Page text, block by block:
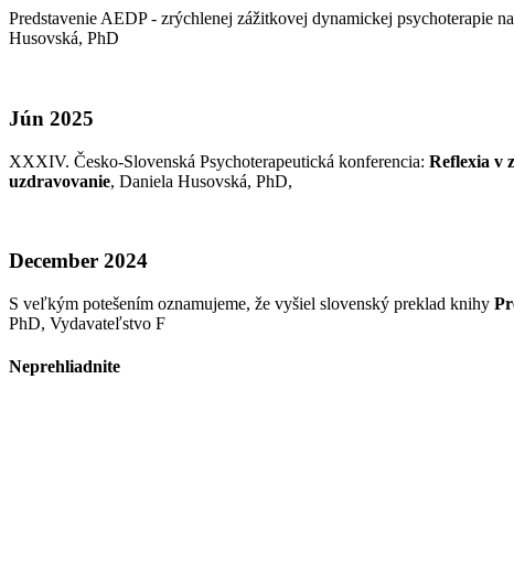
Predstavenie AEDP - zrýchlenej zážitkovej dynamickej psychoterapie
Husovská, PhD
Jún 2025
XXXIV. Česko-Slovenská Psychoterapeutická konferencia: Reflexia v
uzdravovanie, Daniela Husovská, PhD,
December 2024
S veľkým potešením oznamujeme, že vyšiel slovenský preklad knihy
PhD, Vydavateľstvo F
Neprehliadnite